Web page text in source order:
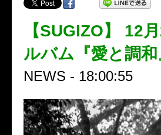
【SUGIZO】 12
ルバム『愛と調和
NEWS - 18:00:55